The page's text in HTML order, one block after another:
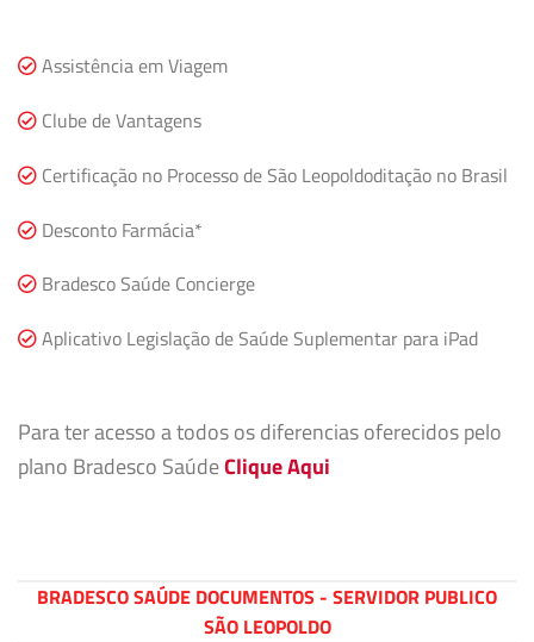
Assistência em Viagem
Clube de Vantagens
Certificação no Processo de São Leopoldoditação no Brasil
Desconto Farmácia*
Bradesco Saúde Concierge
Aplicativo Legislação de Saúde Suplementar para iPad
Para ter acesso a todos os diferencias oferecidos pelo
plano Bradesco SaúdeClique Aqui
BRADESCO SAÚDE DOCUMENTOS - SERVIDOR PUBLICO
SÃO LEOPOLDO